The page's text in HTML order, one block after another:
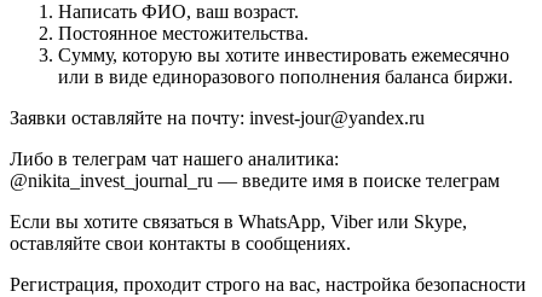
Написать ФИО, ваш возраст.
Постоянное местожительства.
Сумму, которую вы хотите инвестировать ежемесячно
или в виде единоразового пополнения баланса биржи.
Заявки оставляйте на почту: invest-jour@yandex.ru
Либо в телеграм чат нашего аналитика:
@nikita_invest_journal_ru — введите имя в поиске телеграм
Если вы хотите связаться в WhatsApp, Viber или Skype,
оставляйте свои контакты в сообщениях.
Регистрация, проходит строго на вас, настройка безопасности